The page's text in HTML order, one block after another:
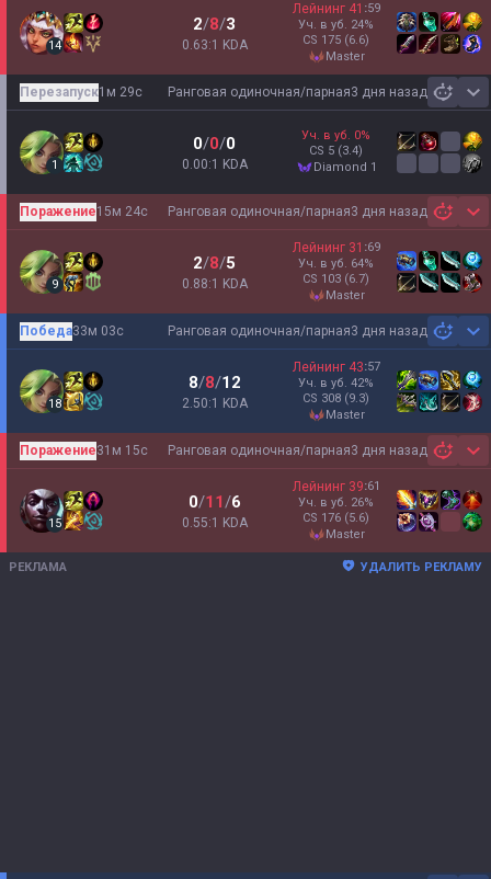
14
2/8/3
0.63:1 KDA
Лейнинг 41 :59
Уч. в уб. 24%
CS 175 (6.6)
master
Ранговая одиночная/парная3 дня назад
Перезапуск1м 29с
1
0/0/0
0.00:1 KDA
Уч. в уб. 0%
CS 5 (3.4)
diamond 1
Ранговая одиночная/парная3 дня назад
Поражение15м 24с
9
2/8/5
0.88:1 KDA
Лейнинг 31 :69
Уч. в уб. 64%
CS 103 (6.7)
master
Ранговая одиночная/парная3 дня назад
Победа33м 03с
18
8/8/12
2.50:1 KDA
Лейнинг 43:57
Уч. в уб. 42%
CS 308 (9.3)
master
Ранговая одиночная/парная3 дня назад
Поражение31м 15с
15
0/11/6
0.55:1 KDA
Лейнинг 39:61
Уч. в уб. 26%
CS 176 (5.6)
master
РЕКЛАМА УДАЛИТЬ РЕКЛАМУ